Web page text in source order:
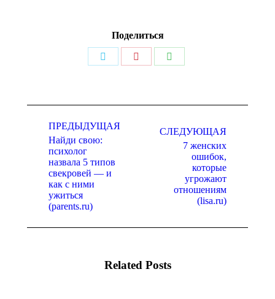
Поделиться
ПоделитьсяПоделиться
записям
ПРЕДЫДУЩАЯ
Предыдущая
запись:
Найди свою:
психолог
назвала 5 типов
свекровей — и
как с ними
ужиться
(parents.ru)
СЛЕДУЮЩАЯ
Следующая
запись:
7 женских
ошибок,
которые
угрожают
отношениям
(lisa.ru)
Related Posts